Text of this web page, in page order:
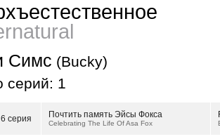
Симс (Bucky)
серий: 1
серия Почтить память Эйсы Фокса
Celebrating The Life Of Asa Fox